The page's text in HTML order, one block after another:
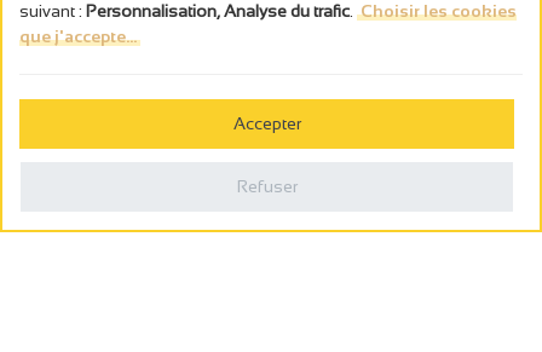
L’abus d’alcool est dangereux pour la santé, à consommer avec
Politique de confidentialité
suivant : Personnalisation, Analyse du trafic Choisir les cookies
que j'accepte...
Accepter
Refuser